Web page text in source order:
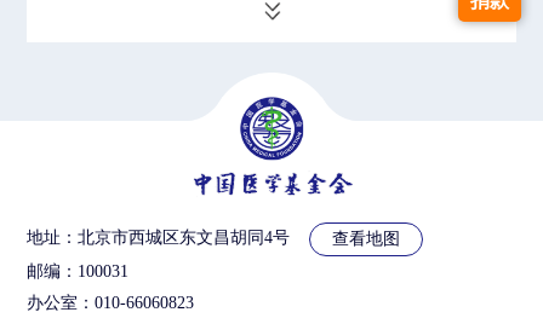
地址：北京市西城区东文昌胡同4号
查看地图
邮编：100031
办公室：010-66060823